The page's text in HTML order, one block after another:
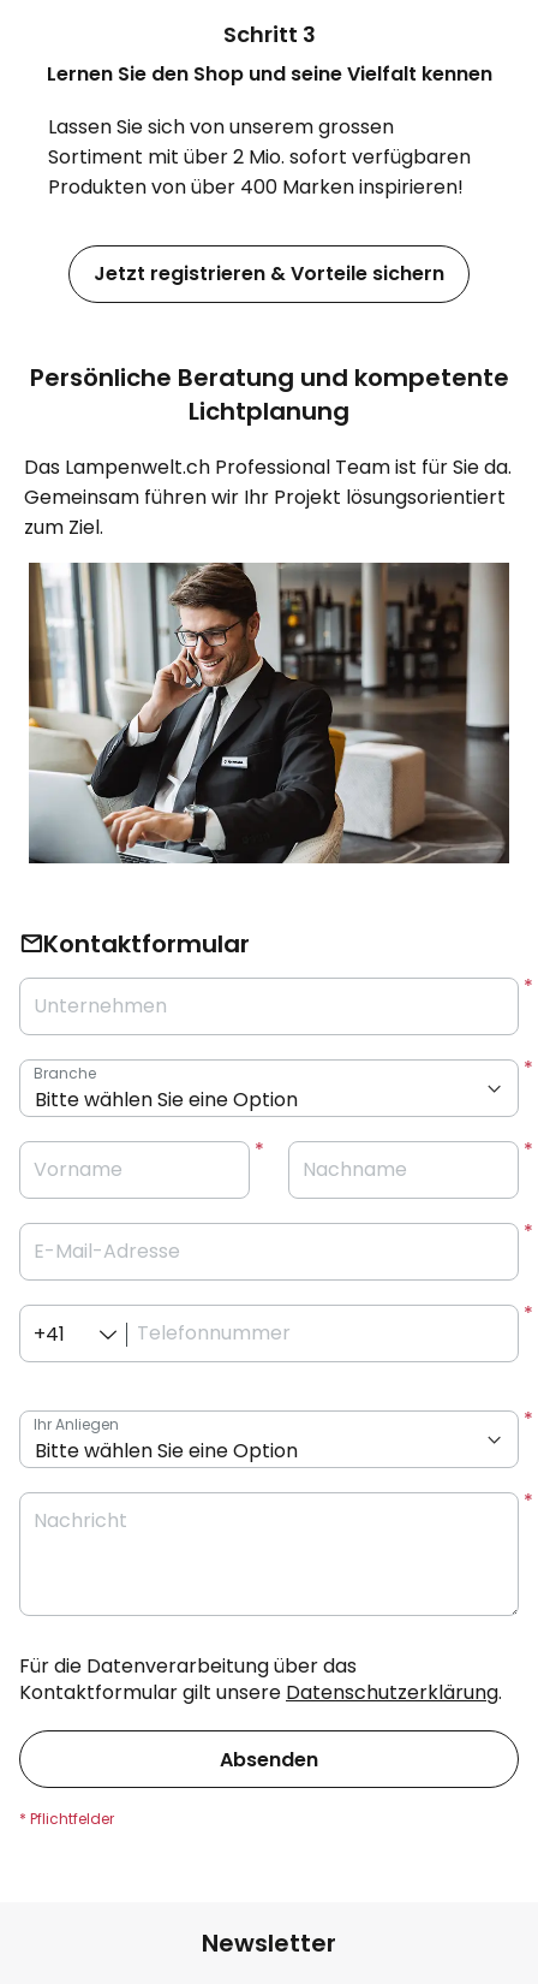
Schritt 3
Lernen Sie den Shop und seine Vielfalt kennen
Lassen Sie sich von unserem grossen
Sortiment mit über 2 Mio. sofort verfügbaren
Produkten von über 400 Marken inspirieren!
Jetzt registrieren & Vorteile sichern
Persönliche Beratung und kompetente
Lichtplanung
Das Lampenwelt.ch Professional Team ist für Sie da.
Gemeinsam führen wir Ihr Projekt lösungsorientiert
zum Ziel.
Kontaktformular
Unternehmen
Branche
Vorname Nachname
E-Mail-Adresse
Telefonnummer
+41
Ihr Anliegen
Nachricht
Für die Datenverarbeitung über das
Kontaktformular gilt unsere Datenschutzerklärung.
Absenden
Newsletter